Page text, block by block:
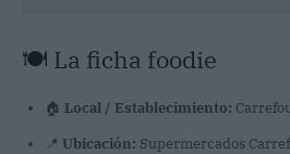
🍽️ La ficha foodie
🏠 Local / Establecimiento:
📍 Ubicación: Supermercados